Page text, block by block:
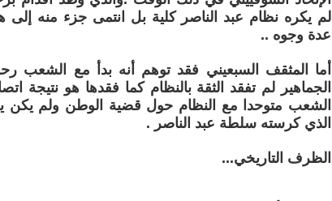
لم يكره نظام عبد الناصر كلية بل انتمى جزء منه إلى
عدة وجوه ..
أما المثقف السبعيني فقد توهم أنه بدأ مع الشعب
الجماهير لم تفقد الثقة بالنظام كما فقدها هو نتيجة
الشعب متوحدا مع النظام حول قضية الوطن ولم يكن
الذي كرسته سلطة عبد الناصر .
الظرف التاريخي...